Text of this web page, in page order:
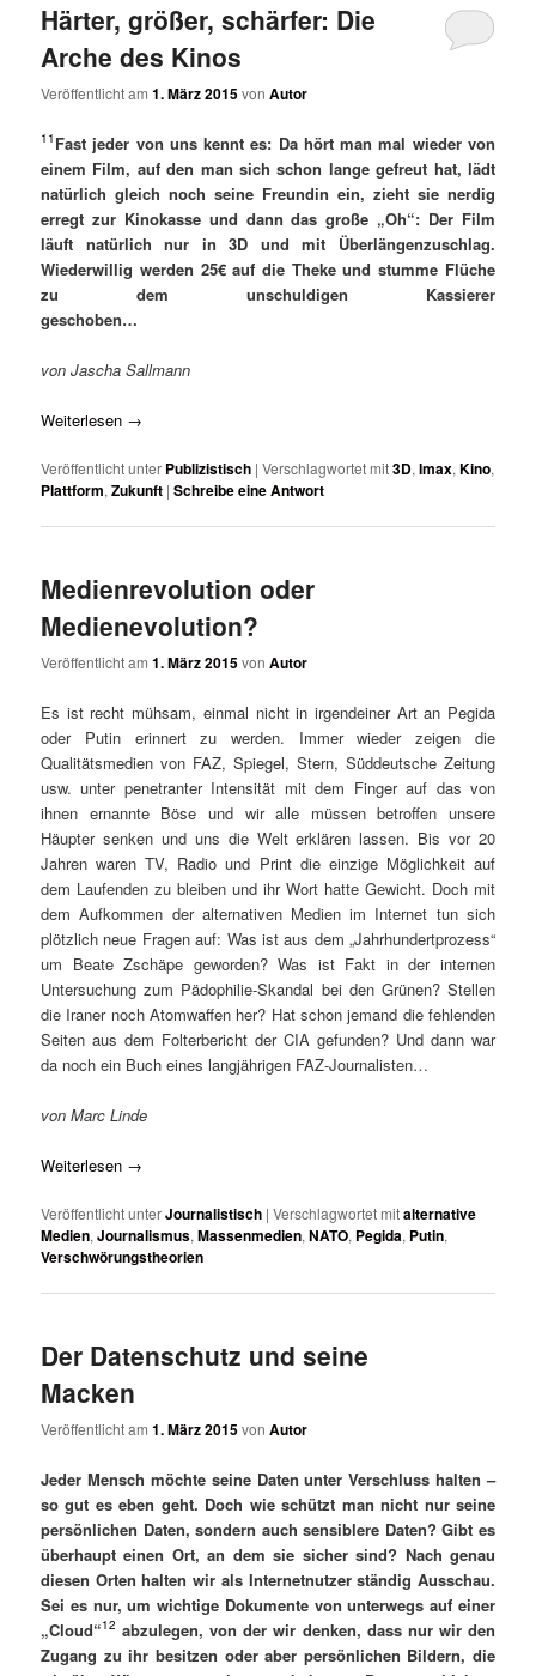
Härter, größer, schärfer: Die
Arche des Kinos
Veröffentlicht am1. März 2015vonAutor
11 Fast jeder von uns kennt es: Da hört man mal wieder von
einem Film, auf den man sich schon lange gefreut hat, lädt
natürlich gleich noch seine Freundin ein, zieht sie nerdig
erregt zur Kinokasse und dann das große „Oh“: Der Film
läuft natürlich nur in 3D und mit Überlängenzuschlag.
Wiederwillig werden 25€ auf die Theke und stumme Flüche
zu dem unschuldigen Kassierer
geschoben…
von Jascha Sallmann
Weiterlesen →
Veröffentlicht unter Publizistisch |Verschlagwortet mit3D,Imax,Kino,
Plattform,Zukunft |Schreibe eine Antwort
Medienrevolution oder
Medienevolution?
Veröffentlicht am1. März 2015vonAutor
Es ist recht mühsam, einmal nicht in irgendeiner Art an Pegida
oder Putin erinnert zu werden. Immer wieder zeigen die
Qualitätsmedien von FAZ, Spiegel, Stern, Süddeutsche Zeitung
usw. unter penetranter Intensität mit dem Finger auf das von
ihnen ernannte Böse und wir alle müssen betroffen unsere
Häupter senken und uns die Welt erklären lassen. Bis vor 20
Jahren waren TV, Radio und Print die einzige Möglichkeit auf
dem Laufenden zu bleiben und ihr Wort hatte Gewicht. Doch mit
dem Aufkommen der alternativen Medien im Internet tun sich
plötzlich neue Fragen auf: Was ist aus dem „Jahrhundertprozess“
um Beate Zschäpe geworden? Was ist Fakt in der internen
Untersuchung zum Pädophilie-Skandal bei den Grünen? Stellen
die Iraner noch Atomwaffen her? Hat schon jemand die fehlenden
Seiten aus dem Folterbericht der CIA gefunden? Und dann war
da noch ein Buch eines langjährigen FAZ-Journalisten…
von Marc Linde
Weiterlesen →
Veröffentlicht unterJournalistisch |Verschlagwortet mitalternative
Medien,Journalismus,Massenmedien,NATO, Pegida, Putin,
Verschwörungstheorien
Der Datenschutz und seine
Macken
Veröffentlicht am1. März 2015vonAutor
Jeder Mensch möchte seine Daten unter Verschluss halten –
so gut es eben geht. Doch wie schützt man nicht nur seine
persönlichen Daten, sondern auch sensiblere Daten? Gibt es
überhaupt einen Ort, an dem sie sicher sind? Nach genau
diesen Orten halten wir als Internetnutzer ständig Ausschau.
Sei es nur, um wichtige Dokumente von unterwegs auf einer
„Cloud“12 abzulegen, von der wir denken, dass nur wir den
Zugang zu ihr besitzen oder aber persönlichen Bildern, die